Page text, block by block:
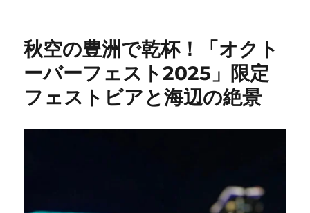
秋空の豊洲で乾杯！「オクト
ーバーフェスト2025」限定
フェストビアと海辺の絶景